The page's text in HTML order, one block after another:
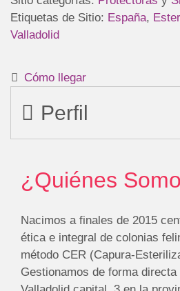
Etiquetas de Sitio: España,
Valladolid
Cómo llegar
Perfil
¿Quiénes
Nacimos a finales de 2015
ética e integral de colonias
método CER (Capura-
Gestionamos de forma